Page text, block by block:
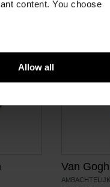
content. You choose
Allow all
Van